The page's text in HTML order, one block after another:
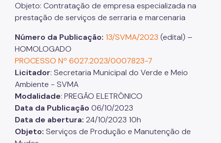
Objeto: Contratação de empresa especializada na
prestação de serviços de serraria e marcenaria
Número da Publicação: 13/SVMA/2023 (edital) –
HOMOLOGADO
PROCESSO Nº 6027.2023/0007823-7
Licitador: Secretaria Municipal do Verde e Meio
Ambiente - SVMA
Modalidade: PREGÃO ELETRÔNICO
Data da Publicação 06/10/2023
Data de abertura: 24/10/2023 10h
Objeto: Serviços de Produção e Manutenção de